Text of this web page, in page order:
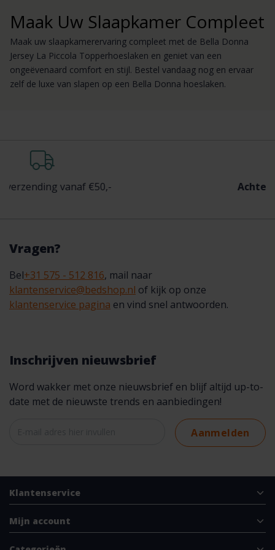
Maak Uw Slaapkamer Compleet
Maak uw slaapkamerervaring compleet met de Bella Donna
Jersey La Piccola Topperhoeslaken en geniet van een
ongeëvenaard comfort en stijl. Bestel vandaag nog en ervaar
zelf de luxe van slapen op een Bella Donna hoeslaken.
vanaf €50,- betalen
Vragen?
Bel+31 575 - 512 816, mail naar
klantenservice@bedshop.nl of kijk op onze
klantenservice pagina en vind snel antwoorden.
Inschrijven nieuwsbrief
Word wakker met onze nieuwsbrief en blijf altijd up-to-
date met de nieuwste trends en aanbiedingen!
Aanmelden
Klantenservice
Mijn account